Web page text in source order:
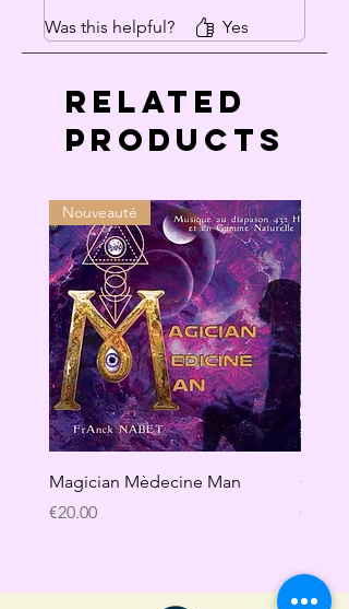
Was this helpful?
Yes
Related
Products
Nouveauté
Magician Mèdecine Man
Price
€20.00
GAÏA
Price
€20.00